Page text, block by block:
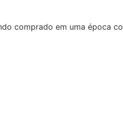
me ajudou agilizando ao